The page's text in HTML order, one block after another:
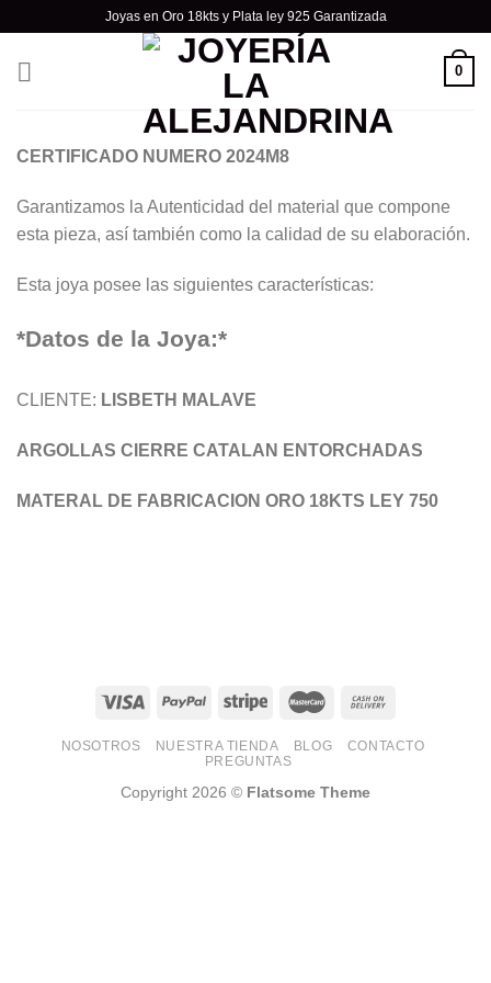
content
Joyas en Oro 18kts y Plata ley 925 Garantizada
0
CERTIFICADO NUMERO 2024M8
Garantizamos la Autenticidad del material que compone
esta pieza, así también como la calidad de su elaboración.
Esta joya posee las siguientes características:
*Datos de la Joya:*
CLIENTE: LISBETH MALAVE
ARGOLLAS CIERRE CATALAN ENTORCHADAS
MATERAL DE FABRICACION ORO 18KTS LEY 750
NOSOTROS NUESTRA TIENDA BLOG
CONTACTO
PREGUNTAS
Copyright 2026 © Flatsome Theme